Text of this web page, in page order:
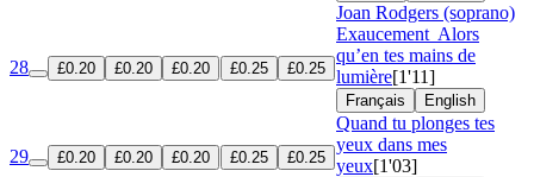
Joan Rodgers (soprano)
28 £0.20 £0.20 £0.20 £0.25 £0.25
Exaucement Alors
qu’en tes mains de
lumière[1'11]
Français English
29 £0.20 £0.20 £0.20 £0.25 £0.25
Quand tu plonges tes
yeux dans mes
yeux[1'03]